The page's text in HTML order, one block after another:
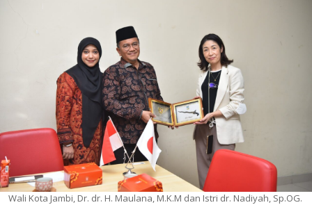
Wali Kota Jambi, Dr. dr. H. Maulana, M.K.M dan Istri dr. Nadiyah, Sp.OG.